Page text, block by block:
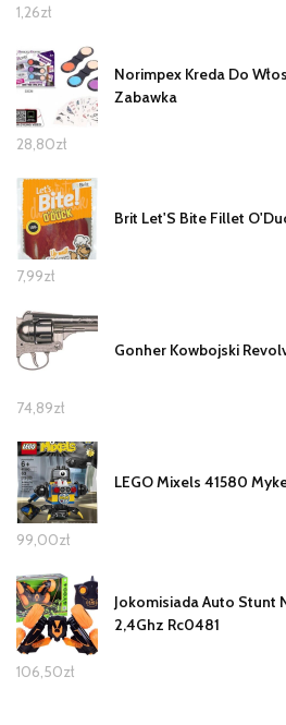
1,26zł
Norimpex Kreda Do
Zabawka
28,80zł
Brit Let'S Bite Fillet
7,99zł
Gonher Kowbojski
74,89zł
LEGO Mixels 41580
99,00zł
Jokomisiada Auto Stunt
2,4Ghz Rc0481
106,50zł